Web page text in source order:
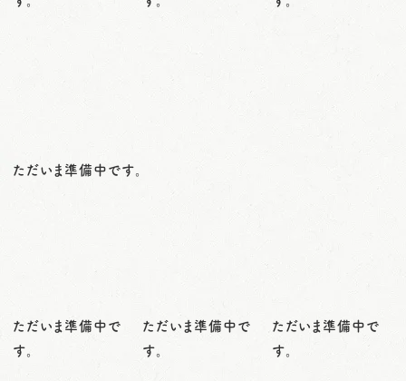
ただいま準備中です。
ただいま準備中で
す。
ただいま準備中で
す。
ただいま準備中で
す。